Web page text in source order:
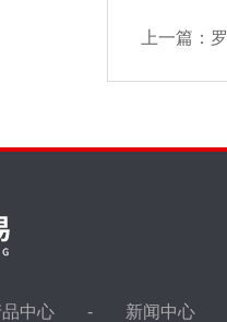
上一篇：
中心 新闻中心